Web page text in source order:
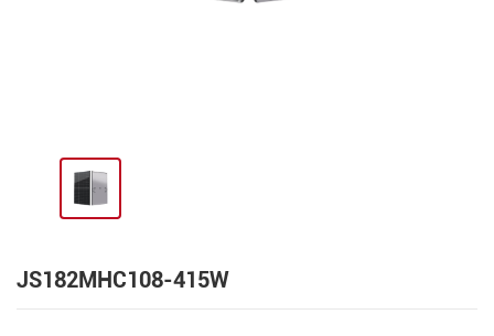
JS182MHC108-415W